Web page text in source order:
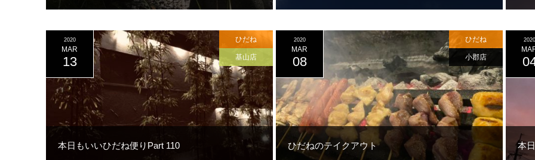
本日もいいひだね便りPart 110
2020
MAR
13
ひだね
基山店
ひだねのテイクアウト
2020
MAR
08
ひだね
小郡店
本
2020